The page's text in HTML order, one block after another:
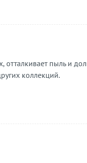
пыль и
коллекций.